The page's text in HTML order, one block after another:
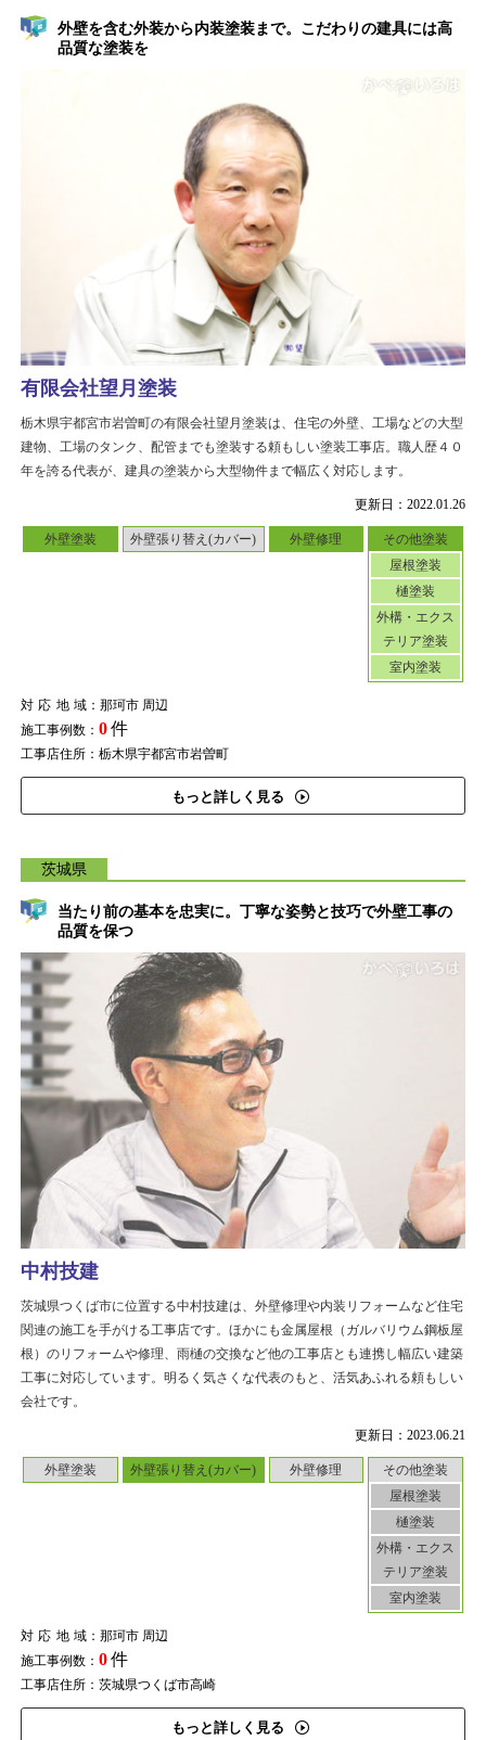
外壁を含む外装から内装塗装まで。こだわりの建具には高
品質な塗装を
更新日：2022.01.26
外壁塗装 外壁張り替え(カバー) 外壁修理
その他塗装
屋根塗装
樋塗装
外構・エクス
テリア塗装
室内塗装
対応地域：那珂市 周辺
施工事例数： 0件
工事店住所：栃木県宇都宮市岩曽町
もっと詳しく見る
有限会社望月塗装
栃木県宇都宮市岩曽町の有限会社望月塗装は、住宅の外壁、工場などの大型
建物、工場のタンク、配管までも塗装する頼もしい塗装工事店。職人歴４０
年を誇る代表が、建具の塗装から大型物件まで幅広く対応します。
茨城県
当たり前の基本を忠実に。丁寧な姿勢と技巧で外壁工事の
品質を保つ
更新日：2023.06.21
外壁塗装 外壁張り替え(カバー) 外壁修理
その他塗装
屋根塗装
樋塗装
外構・エクス
テリア塗装
室内塗装
対応地域：那珂市 周辺
施工事例数： 0件
工事店住所：茨城県つくば市高崎
もっと詳しく見る
中村技建
茨城県つくば市に位置する中村技建は、外壁修理や内装リフォームなど住宅
関連の施工を手がける工事店です。ほかにも金属屋根（ガルバリウム鋼板屋
根）のリフォームや修理、雨樋の交換など他の工事店とも連携し幅広い建築
工事に対応しています。明るく気さくな代表のもと、活気あふれる頼もしい
会社です。